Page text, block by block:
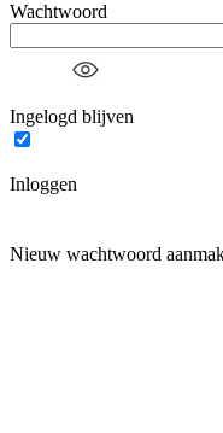
Wachtwoord
Ingelogd blijven
Inloggen
Nieuw wachtwoord